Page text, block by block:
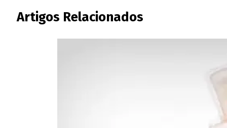
Artigos Relacionados